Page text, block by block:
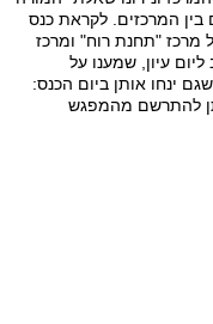
בין המרכזים. לקראת כנס
מרכז "תחנת רוח" ומרכז
עיון, שמענו על
ינחו אותן ביום הכנס:
להתרשם מהמפגש